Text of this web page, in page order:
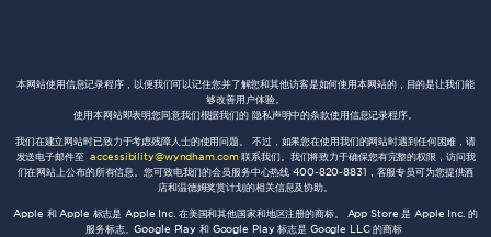
本网站使用信息记录程序，以便我们可以记住您并了解您和其他访客是如何使用本网站的，目的是让我们能
够改善用户体验。
使用本网站即表明您同意我们根据我们的 隐私声明中的条款使用信息记录程序。
我们在建立网站时已致力于考虑残障人士的使用问题。 不过，如果您在使用我们的网站时遇到任何困难，请
发送电子邮件至accessibility@wyndham.com联系我们。我们将致力于确保您有完整的权限，访问我
们在网站上公布的所有信息。您可致电我们的会员服务中心热线 400-820-8831，客服专员可为您提供酒
店和温德姆奖赏计划的相关信息及协助。
Apple 和 Apple 标志是 Apple Inc. 在美国和其他国家和地区注册的商标。 App Store 是 Apple Inc. 的
服务标志。Google Play 和 Google Play 标志是 Google LLC 的商标